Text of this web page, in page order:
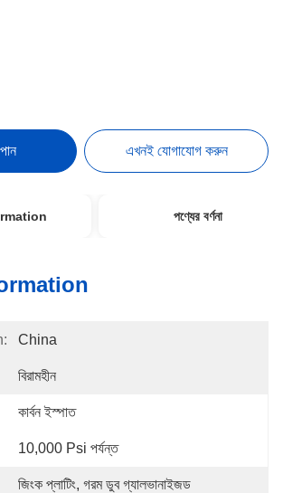
এখনই যোগাযোগ করুন
পণ্যের বর্ণনা
China
বিরামহীন
কার্বন ইস্পাত
10,000 Psi পর্যন্ত
জিংক প্লাটিং, গরম ডুব গ্যালভানাইজড